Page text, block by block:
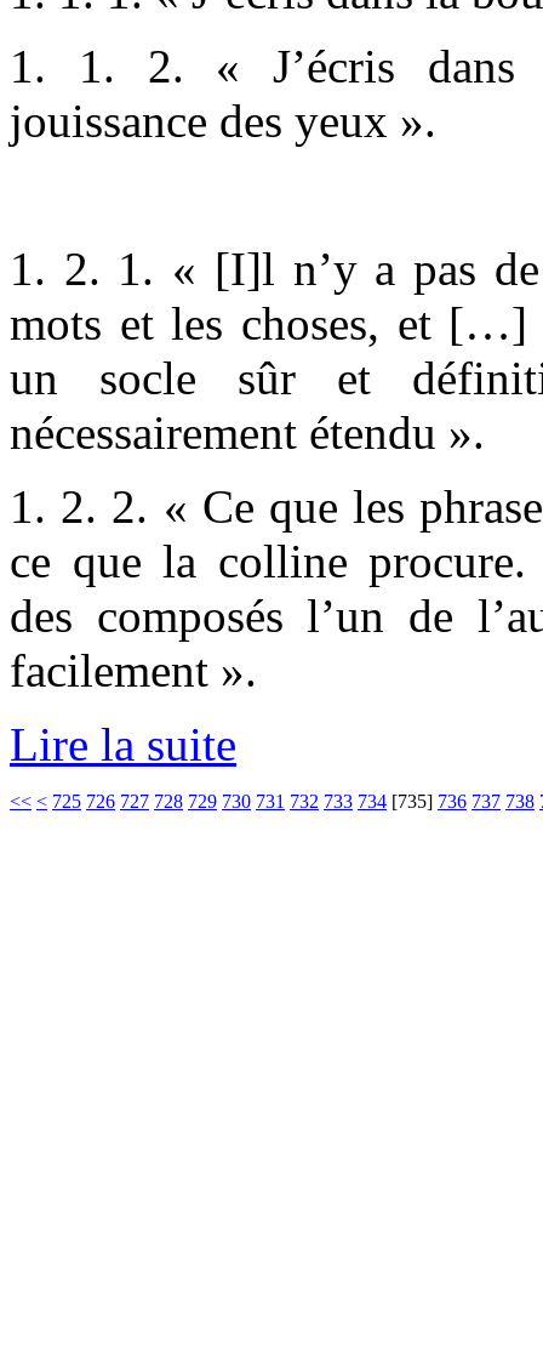
1. 1. 2. « J’écris dans
jouissance des yeux ».
1. 2. 1. « [I]l n’y a pas
mots et les choses, et […]
un socle sûr et
nécessairement étendu ».
1. 2. 2. « Ce que les
ce que la colline procure.
des composés l’un de
facilement ».
Lire la suite
<< < 725 726 727 728 729 730 731 732 733 734 [735] 736 737 738